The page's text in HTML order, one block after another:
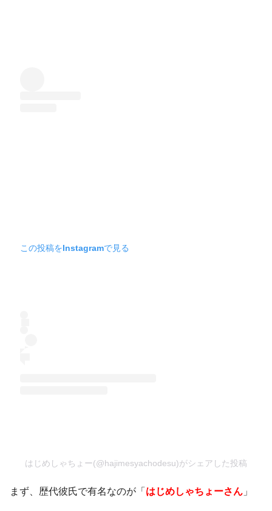
この投稿をInstagramで見る
はじめしゃちょー(@hajimesyachodesu)がシェアした投稿
まず、歴代彼氏で有名なのが「 はじめしゃちょーさん 」